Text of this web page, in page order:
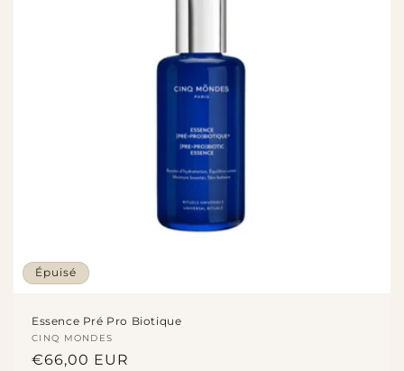
Épuisé
Essence Pré Pro Biotique
Fournisseur :
CINQ MONDES
Prix
€66,00 EUR